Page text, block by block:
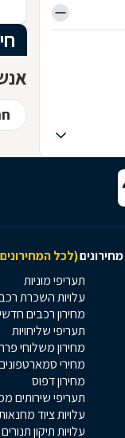
מחירונים(לכל
תעריפי מוניות
עלויות השכרת
מחירון רכבים
תעריפי שליחויות
מחירון משלוחי
מחירי
מחירון דפוס
תעריפי שירותים
עלויות ציוד
עלויות תיקון תנורים